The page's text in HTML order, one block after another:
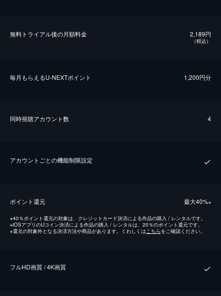
無料トライアル後の⽉額料金 2,189円
（税込）
毎⽉もらえるU-NEXTポイント 1,200円分
同時視聴アカウント数 4
アカウントごとの機能制限設定
ポイント還元 最⼤40%※
※40％ポイント還元の対象は、クレジットカード決済による作品の購入 / レンタルです。
※iOSアプリのUコイン決済による作品の購入 / レンタルは、20％のポイント還元です。
※還元の対象外となる決済方法や商品があります。くわしくは こちらをご確認ください。
フルHD画質 / 4K画質